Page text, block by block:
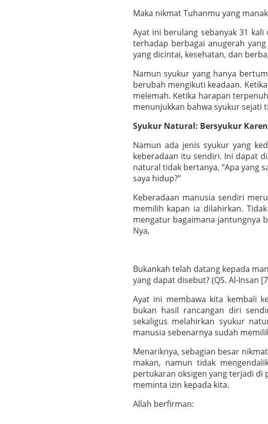
Maka nikmat Tuhanmu yang
Ayat ini berulang sebanyak 31
terhadap berbagai anugerah
yang dicintai, kesehatan, dan
Namun syukur yang hanya
berubah mengikuti keadaan.
melemah. Ketika harapan
menunjukkan bahwa syukur sejati
Syukur Natural: Bersyukur
Namun ada jenis syukur yang
keberadaan itu sendiri. Ini dapat
natural tidak bertanya, “Apa yang
saya hidup?”
Keberadaan manusia sendiri
memilih kapan ia dilahirkan.
mengatur bagaimana jantungnya
Nya,
Bukankah telah datang kepada
yang dapat disebut? (QS. Al-Insan
Ayat ini membawa kita kembali
bukan hasil rancangan diri
sekaligus melahirkan syukur
manusia sebenarnya sudah
Menariknya, sebagian besar
makan, namun tidak
pertukaran oksigen yang terjadi di
meminta izin kepada kita.
Allah berfirman: